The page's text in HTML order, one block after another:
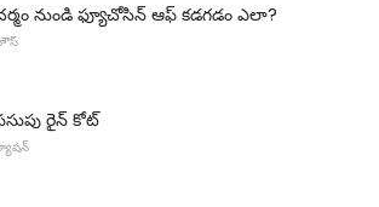
నుండి ఫ్యూచోసిన్ ఆఫ్ కడగడం ఎలా?
రైన్ కోట్